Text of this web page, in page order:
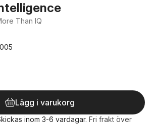
Than IQ
antal röster:
Lägg i varukorg
inom 3-6 vardagar. Fri frakt över